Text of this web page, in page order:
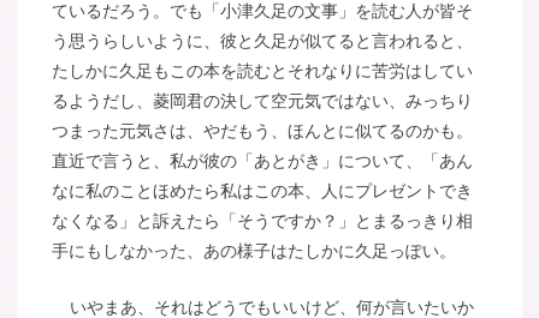
ているだろう。でも「小津久足の文事」を読む人が皆そ
う思うらしいように、彼と久足が似てると言われると、
たしかに久足もこの本を読むとそれなりに苦労はしてい
るようだし、菱岡君の決して空元気ではない、みっちり
つまった元気さは、やだもう、ほんとに似てるのかも。
直近で言うと、私が彼の「あとがき」について、「あん
なに私のことほめたら私はこの本、人にプレゼントでき
なくなる」と訴えたら「そうですか？」とまるっきり相
手にもしなかった、あの様子はたしかに久足っぽい。
いやまあ、それはどうでもいいけど、何が言いたいか